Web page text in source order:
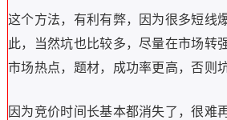
这个方法，有利有弊，因为很多短线
此，当然坑也比较多，尽量在市场转
市场热点，题材，成功率更高，否则
因为竞价时间长基本都消失了，很难